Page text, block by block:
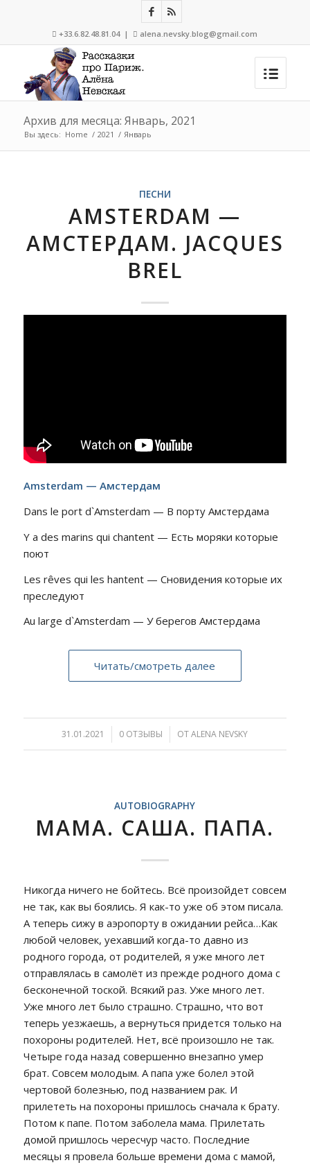
 +33.6.82.48.81.04 |  alena.nevsky.blog@gmail.com
Архив для месяца: Январь, 2021
Вы здесь: Home / 2021 / Январь
ПЕСНИ
AMSTERDAM —
АМСТЕРДАМ. JACQUES
BREL
Amsterdam — Амстердам
Dans le port d`Amsterdam — В порту Амстердама
Y a des marins qui chantent — Есть моряки которые
поют
Les rêves qui les hantent — Сновидения которые их
преследуют
Au large d`Amsterdam — У берегов Амстердама
Читать/смотреть далее
31.01.2021
/ 0 ОТЗЫВЫ
/ ОТALENA NEVSKY
AUTOBIOGRAPHY
МАМА. САША. ПАПА.
Никогда ничего не бойтесь. Всё произойдет совсем
не так, как вы боялись. Я как-то уже об этом писала.
А теперь сижу в аэропорту в ожидании рейса…Как
любой человек, уехавший когда-то давно из
родного города, от родителей, я уже много лет
отправлялась в самолёт из прежде родного дома с
бесконечной тоской. Всякий раз. Уже много лет.
Уже много лет было страшно. Страшно, что вот
теперь уезжаешь, а вернуться придется только на
похороны родителей. Нет, всё произошло не так.
Четыре года назад совершенно внезапно умер
брат. Совсем молодым. А папа уже болел этой
чертовой болезнью, под названием рак. И
прилететь на похороны пришлось сначала к брату.
Потом к папе. Потом заболела мама. Прилетать
домой пришлось чересчур часто. Последние
месяцы я провела больше времени дома с мамой,